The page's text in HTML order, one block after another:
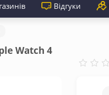
Відгуки
Watch 4